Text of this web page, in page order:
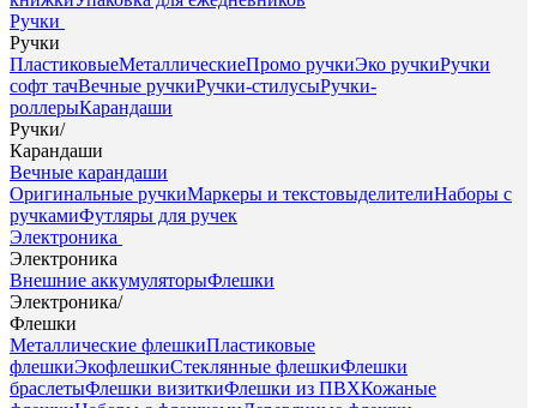
Ручки
Ручки
ПластиковыеМеталлическиеПромо ручкиЭко ручкиРучки
софт тачВечные ручкиРучки-стилусыРучки-
роллерыКарандаши
Ручки/
Карандаши
Вечные карандаши
Оригинальные ручкиМаркеры и текстовыделителиНаборы с
ручкамиФутляры для ручек
Электроника
Электроника
Внешние аккумуляторыФлешки
Электроника/
Флешки
Металлические флешкиПластиковые
флешкиЭкофлешкиСтеклянные флешкиФлешки
браслетыФлешки визиткиФлешки из ПВХКожаные